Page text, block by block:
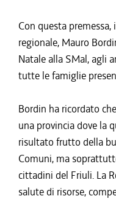
Con questa
regionale, Mauro
Natale alla SMal, agli
tutte le famiglie
Bordin ha ricordato
una provincia dove la
risultato frutto della
Comuni, ma
cittadini del Friuli. La
salute di risorse,